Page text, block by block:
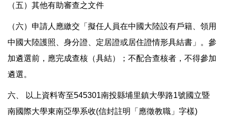
（五）其他有助審查之文件
（六）申請人應繳交「擬任人員在中國大陸設有戶籍、領用
中國大陸護照、身分證、定居證或居住證情形具結書」。參
加遴選前，應完成查核（具結）；不配合查核者，不得參加
遴選。
六、 以上資料寄至545301南投縣埔里鎮大學路1號國立暨
南國際大學東南亞學系收(信封註明「應徵教職」字樣)